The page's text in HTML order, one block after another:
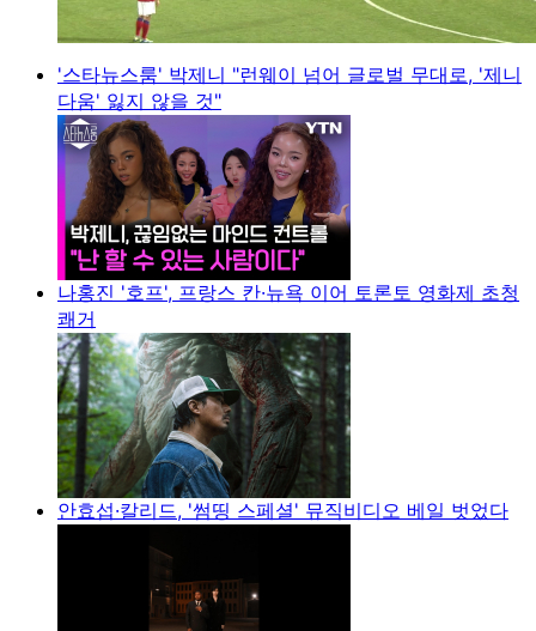
'스타뉴스룸' 박제니 "런웨이 넘어 글로벌 무대로, '제니
다움' 잃지 않을 것"
나홍진 '호프', 프랑스 칸·뉴욕 이어 토론토 영화제 초청
쾌거
안효섭·칼리드, '썸띵 스페셜' 뮤직비디오 베일 벗었다